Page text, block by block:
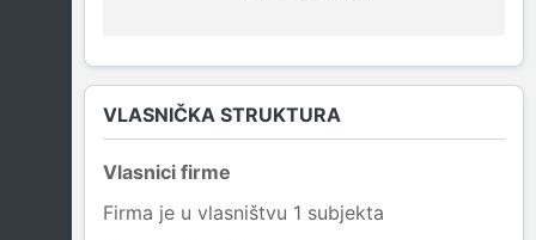
VLASNIČKA STRUKTURA
Vlasnici firme
Firma je u vlasništvu 1 subjekta